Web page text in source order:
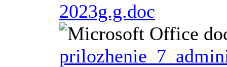
2023g.g.doc